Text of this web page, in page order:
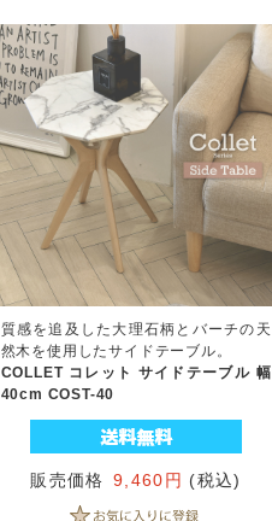
質感を追及した大理石柄とバーチの天
然木を使用したサイドテーブル。
COLLET コレット サイドテーブル 幅
40cm COST-40
販売価格 9,460円 (税込)